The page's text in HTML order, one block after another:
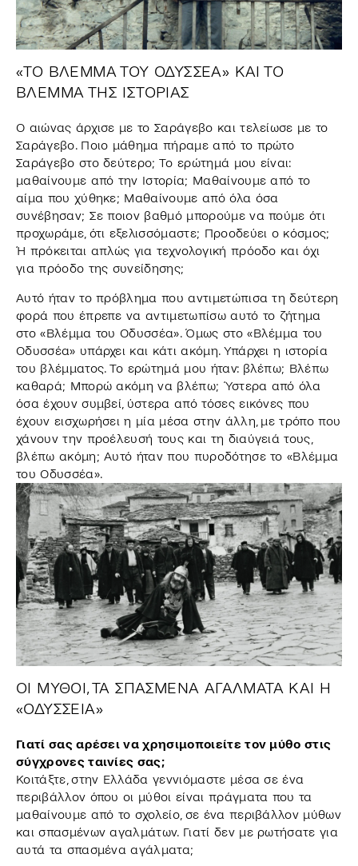
«ΤΟ ΒΛΕΜΜΑ ΤΟΥ ΟΔΥΣΣΕΑ» ΚΑΙ ΤΟ
ΒΛΕΜΜΑ ΤΗΣ ΙΣΤΟΡΙΑΣ
Ο αιώνας άρχισε με το Σαράγεβο και τελείωσε με το
Σαράγεβο. Ποιο μάθημα πήραμε από το πρώτο
Σαράγεβο στο δεύτερο; Το ερώτημά μου είναι:
μαθαίνουμε από την Ιστορία; Μαθαίνουμε από το
αίμα που χύθηκε; Μαθαίνουμε από όλα όσα
συνέβησαν; Σε ποιον βαθμό μπορούμε να πούμε ότι
προχωράμε, ότι εξελισσόμαστε; Προοδεύει ο κόσμος;
Ή πρόκειται απλώς για τεχνολογική πρόοδο και όχι
για πρόοδο της συνείδησης;
Αυτό ήταν το πρόβλημα που αντιμετώπισα τη δεύτερη
φορά που έπρεπε να αντιμετωπίσω αυτό το ζήτημα
στο «Βλέμμα του Οδυσσέα». Όμως στο «Βλέμμα του
Οδυσσέα» υπάρχει και κάτι ακόμη. Υπάρχει η ιστορία
του βλέμματος. Το ερώτημά μου ήταν: βλέπω; Βλέπω
καθαρά; Μπορώ ακόμη να βλέπω; Ύστερα από όλα
όσα έχουν συμβεί, ύστερα από τόσες εικόνες που
έχουν εισχωρήσει η μία μέσα στην άλλη, με τρόπο που
χάνουν την προέλευσή τους και τη διαύγειά τους,
βλέπω ακόμη; Αυτό ήταν που πυροδότησε το «Βλέμμα
του Οδυσσέα».
ΟΙ ΜΥΘΟΙ, ΤΑ ΣΠΑΣΜΕΝΑ ΑΓΑΛΜΑΤΑ ΚΑΙ Η
«ΟΔΥΣΣΕΙΑ»
Γιατί σας αρέσει να χρησιμοποιείτε τον μύθο στις
σύγχρονες ταινίες σας;
Κοιτάξτε, στην Ελλάδα γεννιόμαστε μέσα σε ένα
περιβάλλον όπου οι μύθοι είναι πράγματα που τα
μαθαίνουμε από το σχολείο, σε ένα περιβάλλον μύθων
και σπασμένων αγαλμάτων. Γιατί δεν με ρωτήσατε για
αυτά τα σπασμένα αγάλματα;